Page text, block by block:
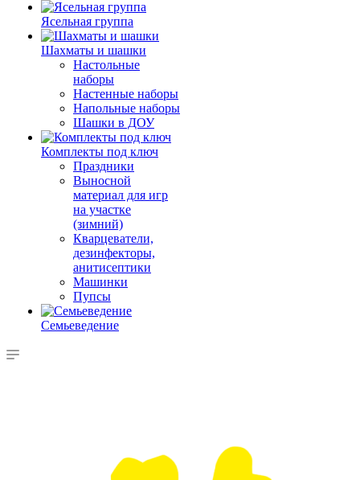
Ясельная группа
Шахматы и шашки
Настольные
наборы
Настенные наборы
Напольные наборы
Шашки в ДОУ
Комплекты под ключ
Праздники
Выносной
материал для игр
на участке
(зимний)
Кварцеватели,
дезинфекторы,
анитисептики
Машинки
Пупсы
Семьеведение